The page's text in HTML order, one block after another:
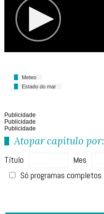
Meteo
Estado do mar
Publicidade
Publicidade
Publicidade
Atopar capítulo por:
Título Mes
Só programas completos